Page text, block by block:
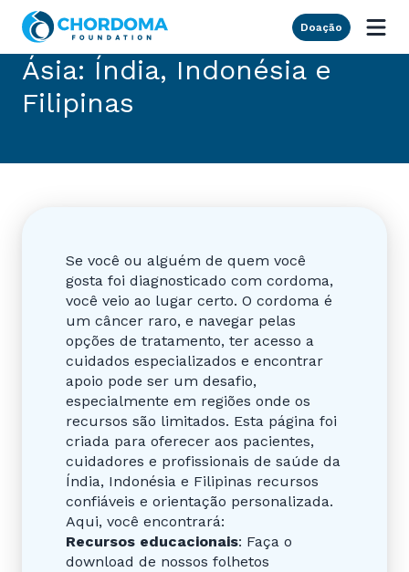
Skip to Main Content
Doação
Ásia: Índia, Indonésia e
Filipinas
Se você ou alguém de quem você
gosta foi diagnosticado com cordoma,
você veio ao lugar certo. O cordoma é
um câncer raro, e navegar pelas
opções de tratamento, ter acesso a
cuidados especializados e encontrar
apoio pode ser um desafio,
especialmente em regiões onde os
recursos são limitados. Esta página foi
criada para oferecer aos pacientes,
cuidadores e profissionais de saúde da
Índia, Indonésia e Filipinas recursos
confiáveis e orientação personalizada.
Aqui, você encontrará:
Recursos educacionais: Faça o
download de nossos folhetos